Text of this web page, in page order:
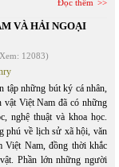
Đọc thêm
VÀ HẢI NGOẠI
12083)
tập những bút ký cá nhân,
vật Việt Nam đã có những
nghệ thuật và khoa học.
phú về lịch sử xã hội, văn
Việt Nam, đồng thời khắc
Phần lớn những người